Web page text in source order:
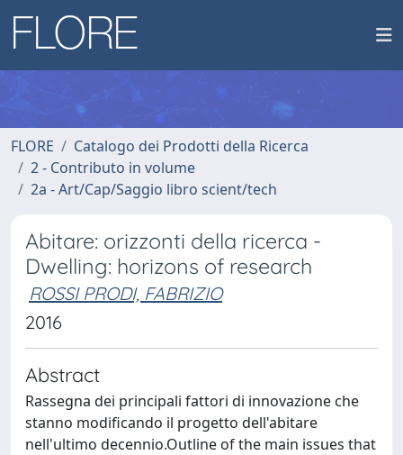
FLORE
Catalogo dei Prodotti della Ricerca
2 - Contributo in volume
2a - Art/Cap/Saggio libro scient/tech
Abitare: orizzonti della ricerca -
Dwelling: horizons of research
ROSSI PRODI, FABRIZIO
2016
Abstract
Rassegna dei principali fattori di innovazione che
stanno modificando il progetto dell'abitare
nell'ultimo decennio.Outline of the main issues that